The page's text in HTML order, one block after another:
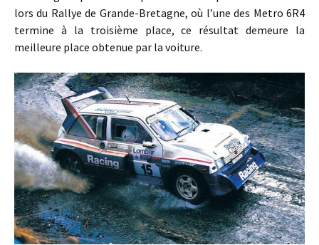
lors du Rallye de Grande-Bretagne, où l’une des Metro 6R4
termine à la troisième place, ce résultat demeure la
meilleure place obtenue par la voiture.